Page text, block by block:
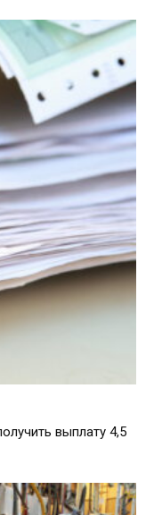
выплату 4,5